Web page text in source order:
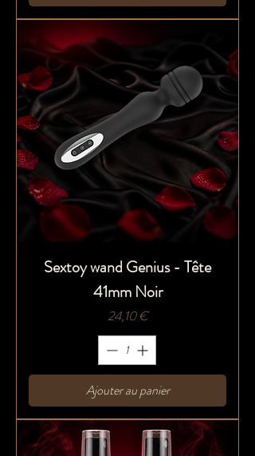
Sextoy wand Genius - Tête
41mm Noir
Prix
24,10 €
Ajouter au panier